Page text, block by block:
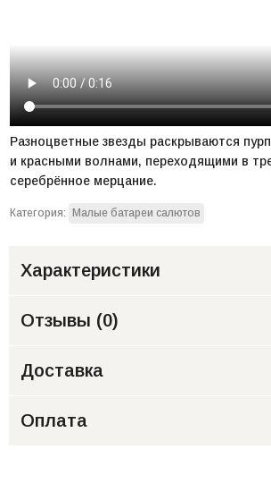
Разноцветные звезды раскрываются
и красными волнами, переходящими в
серебрённое мерцание.
Категория: Малые батареи салютов
Характеристики
Отзывы (0)
Доставка
Оплата